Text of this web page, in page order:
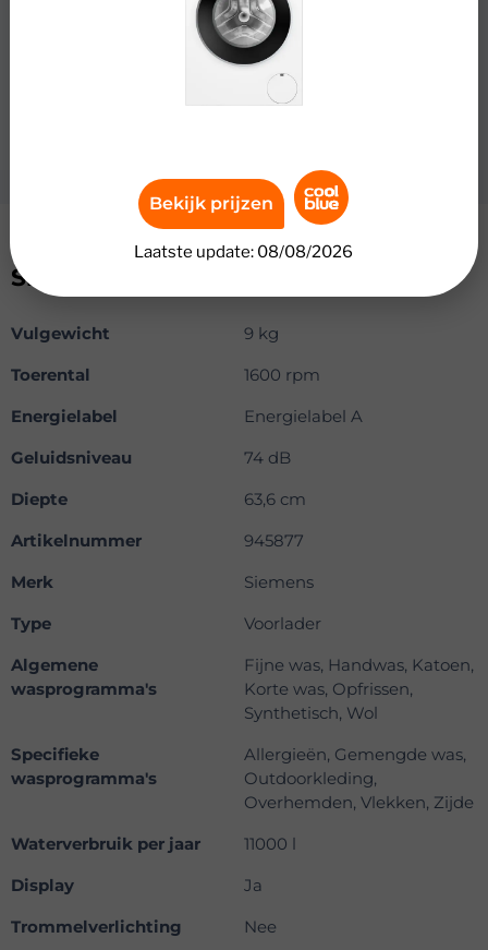
haast hebt, gebruik je varioSpeed. Hiermee kort je je
wasprogramma’s tot wel 65% in. Heb je een vervelende
wijnvlek in je shirt? Activeer dan de anti-vlekkenfunctie.
Hiermee verwijder je vlekken zoals wijn, olie, bloed of gras
Specificaties
Siemens WG46G2Z3FG
Vulgewicht
9 kg
Toerental
1600 rpm
Energielabel
Energielabel A
Geluidsniveau
74 dB
Diepte
63,6 cm
Artikelnummer
945877
Merk
Siemens
Type
Voorlader
Algemene
wasprogramma's
Fijne was, Handwas, Katoen,
Korte was, Opfrissen,
Synthetisch, Wol
Specifieke
wasprogramma's
Allergieën, Gemengde was,
Outdoorkleding,
Overhemden, Vlekken, Zijde
Waterverbruik per jaar
11000 l
Display
Ja
Trommelverlichting
Nee
Bekijk prijzen
Laatste update: 08/08/2026